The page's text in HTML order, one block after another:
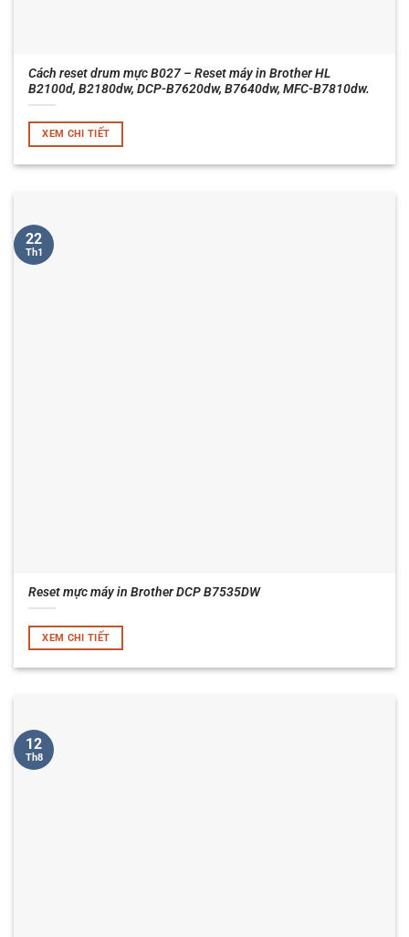
Cách reset drum mực B027 – Reset máy in Brother HL
B2100d, B2180dw, DCP-B7620dw, B7640dw, MFC-B7810dw.
XEM CHI TIẾT
Reset mực máy in Brother DCP B7535DW
XEM CHI TIẾT
22
Th1
12
Th8